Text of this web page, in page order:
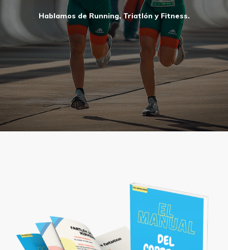
Hablamos de Running, Triatlón y Fitness.